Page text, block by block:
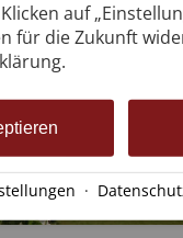
auf
für die Zukunft
·